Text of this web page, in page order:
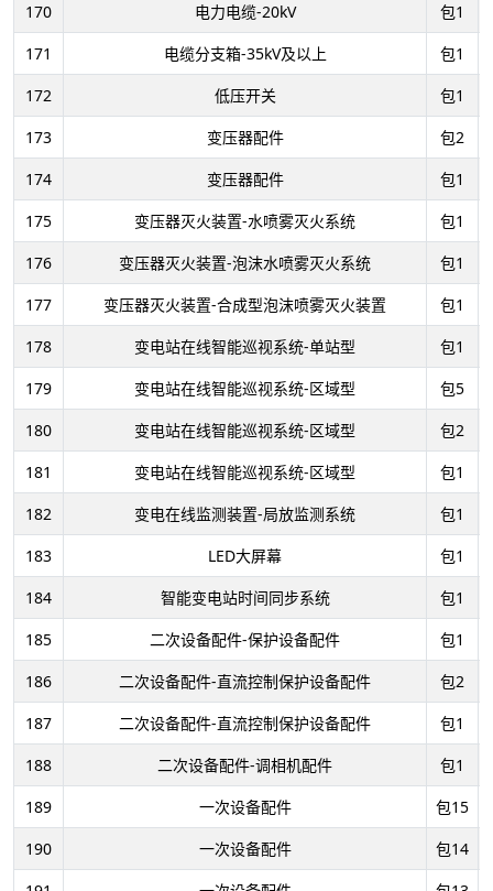
170
电力电缆-20kV
包1
171
电缆分支箱-35kV及以上
包1
172
低压开关
包1
173
变压器配件
包2
174
变压器配件
包1
175
变压器灭火装置-水喷雾灭火系统
包1
176
变压器灭火装置-泡沫水喷雾灭火系统
包1
177
变压器灭火装置-合成型泡沫喷雾灭火装置
包1
178
变电站在线智能巡视系统-单站型
包1
179
变电站在线智能巡视系统-区域型
包5
180
变电站在线智能巡视系统-区域型
包2
181
变电站在线智能巡视系统-区域型
包1
182
变电在线监测装置-局放监测系统 包1
183
LED大屏幕
包1
184
智能变电站时间同步系统
包1
185
二次设备配件-保护设备配件
包1
186
二次设备配件-直流控制保护设备配件
包2
187
二次设备配件-直流控制保护设备配件
包1
188
二次设备配件-调相机配件
包1
189
一次设备配件
包15
190
一次设备配件
包14